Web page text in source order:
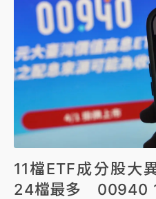
11檔ETF成分股大
24檔最多 00940